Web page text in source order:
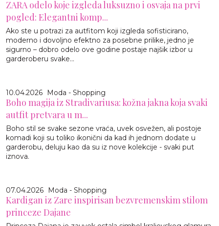
ZARA odelo koje izgleda luksuzno i osvaja na prvi
pogled: Elegantni komp...
Ako ste u potrazi za autfitom koji izgleda sofisticirano,
moderno i dovoljno efektno za posebne prilike, jedno je
sigurno – dobro odelo ove godine postaje najšik izbor u
garderoberu svake...
10.04.2026 Moda - Shopping
Boho magija iz Stradivariusa: kožna jakna koja svaki
autfit pretvara u m...
Boho stil se svake sezone vraća, uvek osvežen, ali postoje
komadi koji su toliko ikonični da kad ih jednom dodate u
garderobu, deluju kao da su iz nove kolekcije - svaki put
iznova.
07.04.2026 Moda - Shopping
Kardigan iz Zare inspirisan bezvremenskim stilom
princeze Dajane